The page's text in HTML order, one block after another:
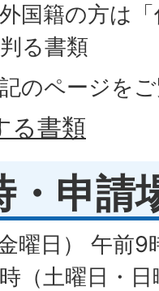
国籍の方は
る書類
のページを
る書類
・申請
曜日） 午前9
（土曜日・